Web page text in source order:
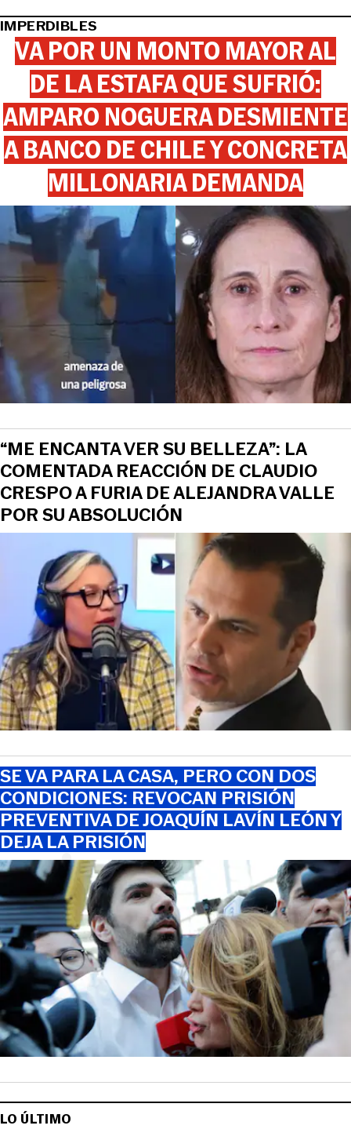
View this post on Instagram
IMPERDIBLES
VA POR UN MONTO MAYOR AL
DE LA ESTAFA QUE SUFRIÓ:
AMPARO NOGUERA DESMIENTE
A BANCO DE CHILE Y CONCRETA
MILLONARIA DEMANDA
“ME ENCANTA VER SU BELLEZA”: LA
COMENTADA REACCIÓN DE CLAUDIO
CRESPO A FURIA DE ALEJANDRA VALLE
POR SU ABSOLUCIÓN
SE VA PARA LA CASA, PERO CON DOS
CONDICIONES: REVOCAN PRISIÓN
PREVENTIVA DE JOAQUÍN LAVÍN LEÓN Y
DEJA LA PRISIÓN
LO ÚLTIMO